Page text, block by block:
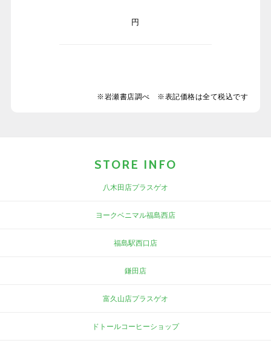
円
※岩瀬書店調べ ※表記価格は全て税込です
STORE INFO
八木田店プラスゲオ
ヨークベニマル福島西店
福島駅西口店
鎌田店
富久山店プラスゲオ
ドトールコーヒーショップ